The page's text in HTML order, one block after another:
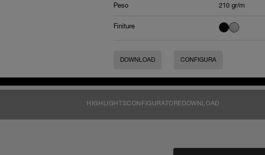
Peso 210 gr/m
Finiture
DOWNLOAD CONFIGURA
HIGHLIGHTSCONFIGURATORE DOWNLOAD